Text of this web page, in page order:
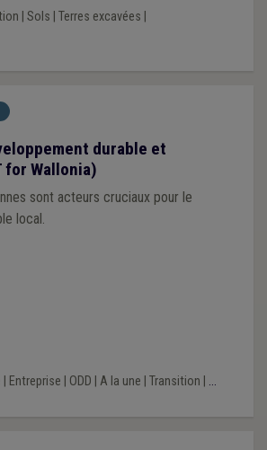
Sols Terres excavées
durable et
for Wallonia)
sont acteurs cruciaux pour le
local.
Entreprise ODD A la une Transition ...